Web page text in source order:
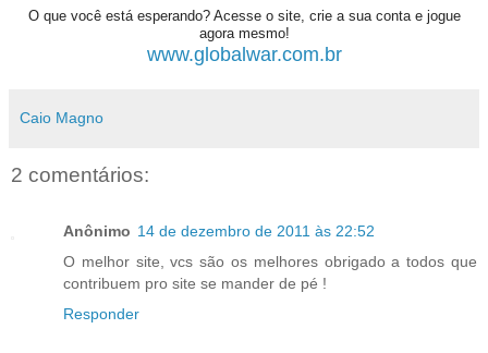
O que você está esperando? Acesse o site, crie a sua conta e jogue
agora mesmo!
www.globalwar.com.br
Caio Magno
2 comentários:
Anônimo 14 de dezembro de 2011 às 22:52
O melhor site, vcs são os melhores obrigado a todos que
contribuem pro site se mander de pé !
Responder